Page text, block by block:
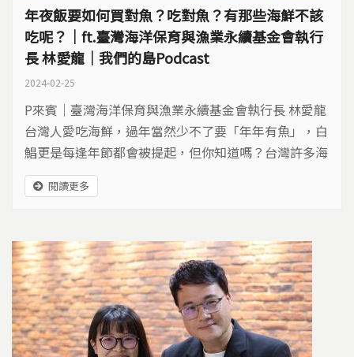
年夜飯要如何買對魚？吃對魚？有那些海鮮不該
吃呢？｜ft.臺灣海洋保育與漁業永續基金會執行
長 林愛龍｜我們的島Podcast
2024-02-25
P來賓｜臺灣海洋保育與漁業永續基金會執行長 林愛龍
台灣人愛吃海鮮，過年當然少不了要「年年有魚」，白
鯧更是每逢年節都會被提起，但你知道嗎？台灣許多海
產都越來越小、越來越少、越來越貴！ 根據聯合國估
計，全球 90% 魚類都面臨過度捕撈與匱乏困境。為了
育與漁業永續基金會共同出版了《台灣海鮮選擇指
南》，其中包括鯊魚/魚翅、黃魚、曼波魚、土魠、黑
鮪、...
閱讀更多